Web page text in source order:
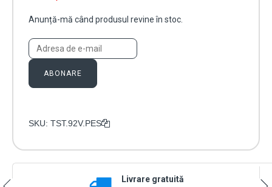
Anunță-mă când produsul revine în stoc.
ABONARE
SKU: TST.92V.PES
Livrare gratuită